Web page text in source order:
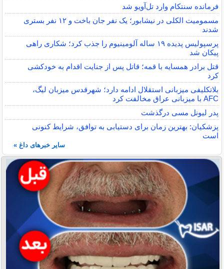
فرمانده سنتکام وارد تل‌آویو شد
مسمومیت الکلی در نیشابور؛ یک نفر جان باخت و ۱۲ نفر بستری
شدند
پرسپولیس پدیده ۱۹ ساله آلومینیوم را جذب کرد؛ شکاری راهی
پیکان شد
قتل برادر همسایه با قمه؛ قاتل پس از جنایت اقدام به خودکشی
کرد
بلاتکلیفی میزبانی استقلال ادامه دارد؛ شهرقدس میزبان لیگ،
AFC با میزبانی عراق مخالفت کرد
پدر لیونل مسی درگذشت
پزشکیان: بهترین زمان برای دستیابی به توافق، شرایط کنونی
است
سایر خبرهای داغ »